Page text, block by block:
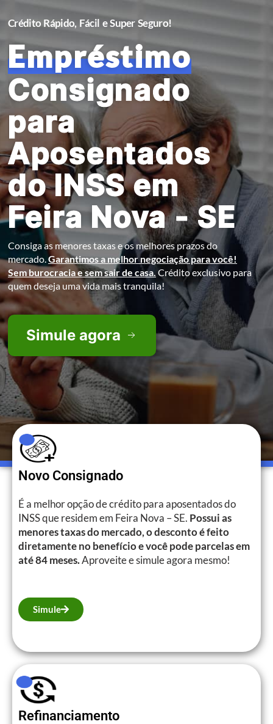
Crédito Rápido, Fácil e Super Seguro!
Empréstimo
Consignado
para
Aposentados
do INSS em
Feira Nova - SE
Consiga as menores taxas e os melhores prazos do
mercado.Garantimos a melhor negociação para você!
Sem burocracia e sem sair de casa. Crédito exclusivo para
quem deseja uma vida mais tranquila!
Simule agora
Novo Consignado
É a melhor opção de crédito para aposentados do
INSS que residem em Feira Nova – SE. Possui as
menores taxas do mercado, o desconto é feito
diretamente no benefício e você pode parcelas em
até 84 meses.Aproveite e simule agora mesmo!
Simule
Refinanciamento